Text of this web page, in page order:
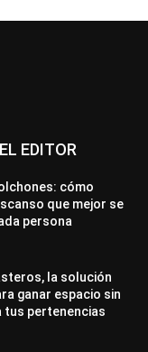
EDITOR
cómo
que mejor se
persona
la solución
ganar espacio sin
tus pertenencias